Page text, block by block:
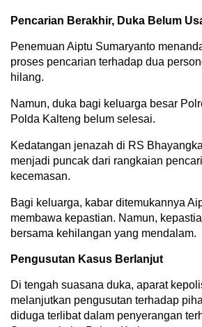
Pencarian Berakhir, Duka Belum
Penemuan Aiptu Sumaryanto
proses pencarian terhadap dua
hilang.
Namun, duka bagi keluarga besar
Polda Kalteng belum selesai.
Kedatangan jenazah di RS
menjadi puncak dari rangkaian
kecemasan.
Bagi keluarga, kabar ditemukannya
membawa kepastian. Namun,
bersama kehilangan yang mendalam.
Pengusutan Kasus Berlanjut
Di tengah suasana duka, aparat
melanjutkan pengusutan terhadap
diduga terlibat dalam penyerangan